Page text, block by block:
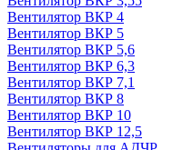
Вентилятор ВКР 4
Вентилятор ВКР 5
Вентилятор ВКР 5,6
Вентилятор ВКР 6,3
Вентилятор ВКР 7,1
Вентилятор ВКР 8
Вентилятор ВКР 10
Вентилятор ВКР 12,5